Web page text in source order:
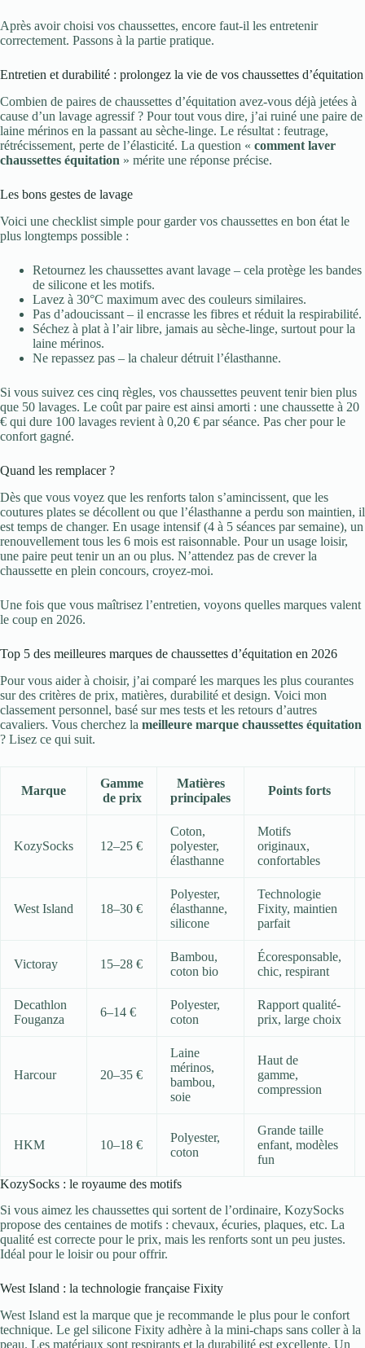
Après avoir choisi vos chaussettes, encore faut-il les entretenir
correctement. Passons à la partie pratique.
Entretien et durabilité : prolongez la vie de vos chaussettes d’équitation
Combien de paires de chaussettes d’équitation avez-vous déjà jetées à
cause d’un lavage agressif ? Pour tout vous dire, j’ai ruiné une paire de
laine mérinos en la passant au sèche-linge. Le résultat : feutrage,
rétrécissement, perte de l’élasticité. La question « comment laver
chaussettes équitation » mérite une réponse précise.
Les bons gestes de lavage
Voici une checklist simple pour garder vos chaussettes en bon état le
plus longtemps possible :
Retournez les chaussettes avant lavage – cela protège les bandes
de silicone et les motifs.
Lavez à 30°C maximum avec des couleurs similaires.
Pas d’adoucissant – il encrasse les fibres et réduit la respirabilité.
Séchez à plat à l’air libre, jamais au sèche-linge, surtout pour la
laine mérinos.
Ne repassez pas – la chaleur détruit l’élasthanne.
Si vous suivez ces cinq règles, vos chaussettes peuvent tenir bien plus
que 50 lavages. Le coût par paire est ainsi amorti : une chaussette à 20
€ qui dure 100 lavages revient à 0,20 € par séance. Pas cher pour le
confort gagné.
Quand les remplacer ?
Dès que vous voyez que les renforts talon s’amincissent, que les
coutures plates se décollent ou que l’élasthanne a perdu son maintien, il
est temps de changer. En usage intensif (4 à 5 séances par semaine), un
renouvellement tous les 6 mois est raisonnable. Pour un usage loisir,
une paire peut tenir un an ou plus. N’attendez pas de crever la
chaussette en plein concours, croyez-moi.
Une fois que vous maîtrisez l’entretien, voyons quelles marques valent
le coup en 2026.
Top 5 des meilleures marques de chaussettes d’équitation en 2026
Pour vous aider à choisir, j’ai comparé les marques les plus courantes
sur des critères de prix, matières, durabilité et design. Voici mon
classement personnel, basé sur mes tests et les retours d’autres
cavaliers. Vous cherchez la meilleure marque chaussettes équitation
? Lisez ce qui suit.
Marque
Gamme
de prix
Matières
principales
Points forts
KozySocks 12–25 €
Coton,
polyester,
élasthanne
Motifs
originaux,
confortables
West Island 18–30 €
Polyester,
élasthanne,
silicone
Technologie
Fixity, maintien
parfait
Victoray 15–28 €
Bambou,
coton bio
Écoresponsable,
chic, respirant
Decathlon
Fouganza
6–14 €
Polyester,
coton
Rapport qualité-
prix, large choix
Harcour 20–35 €
Laine
mérinos,
bambou,
soie
Haut de
gamme,
compression
HKM 10–18 €
Polyester,
coton
Grande taille
enfant, modèles
fun
KozySocks : le royaume des motifs
Si vous aimez les chaussettes qui sortent de l’ordinaire, KozySocks
propose des centaines de motifs : chevaux, écuries, plaques, etc. La
qualité est correcte pour le prix, mais les renforts sont un peu justes.
Idéal pour le loisir ou pour offrir.
West Island : la technologie française Fixity
West Island est la marque que je recommande le plus pour le confort
technique. Le gel silicone Fixity adhère à la mini-chaps sans coller à la
peau. Les matériaux sont respirants et la durabilité est excellente. Un